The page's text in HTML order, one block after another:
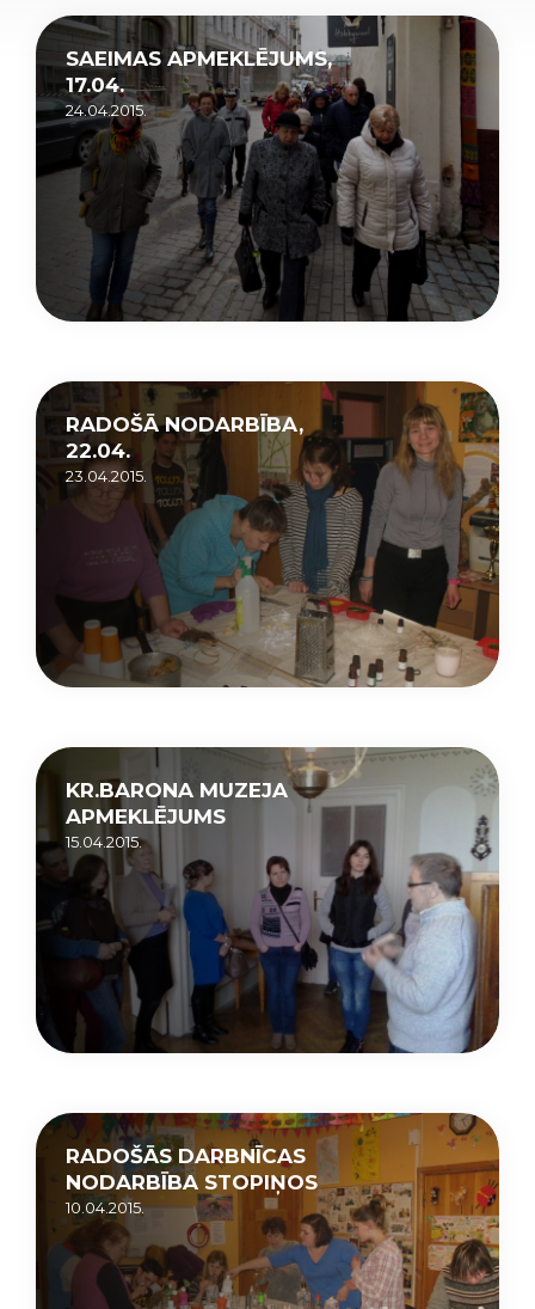
SAEIMAS APMEKLĒJUMS,
17.04.
24.04.2015.
RADOŠĀ NODARBĪBA,
22.04.
23.04.2015.
KR.BARONA MUZEJA
APMEKLĒJUMS
15.04.2015.
RADOŠĀS DARBNĪCAS
NODARBĪBA STOPIŅOS
10.04.2015.